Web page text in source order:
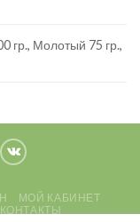
гр., Молотый 75 гр.,
МОЙ КАБИНЕТ
КОНТАКТЫ